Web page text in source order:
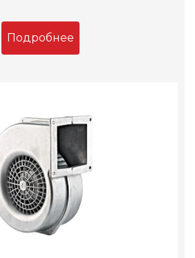
Подробнее